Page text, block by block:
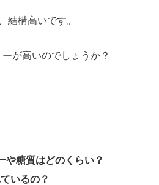
結構高いです。
が高いのでしょうか？
や糖質はどのくらい？
いるの？